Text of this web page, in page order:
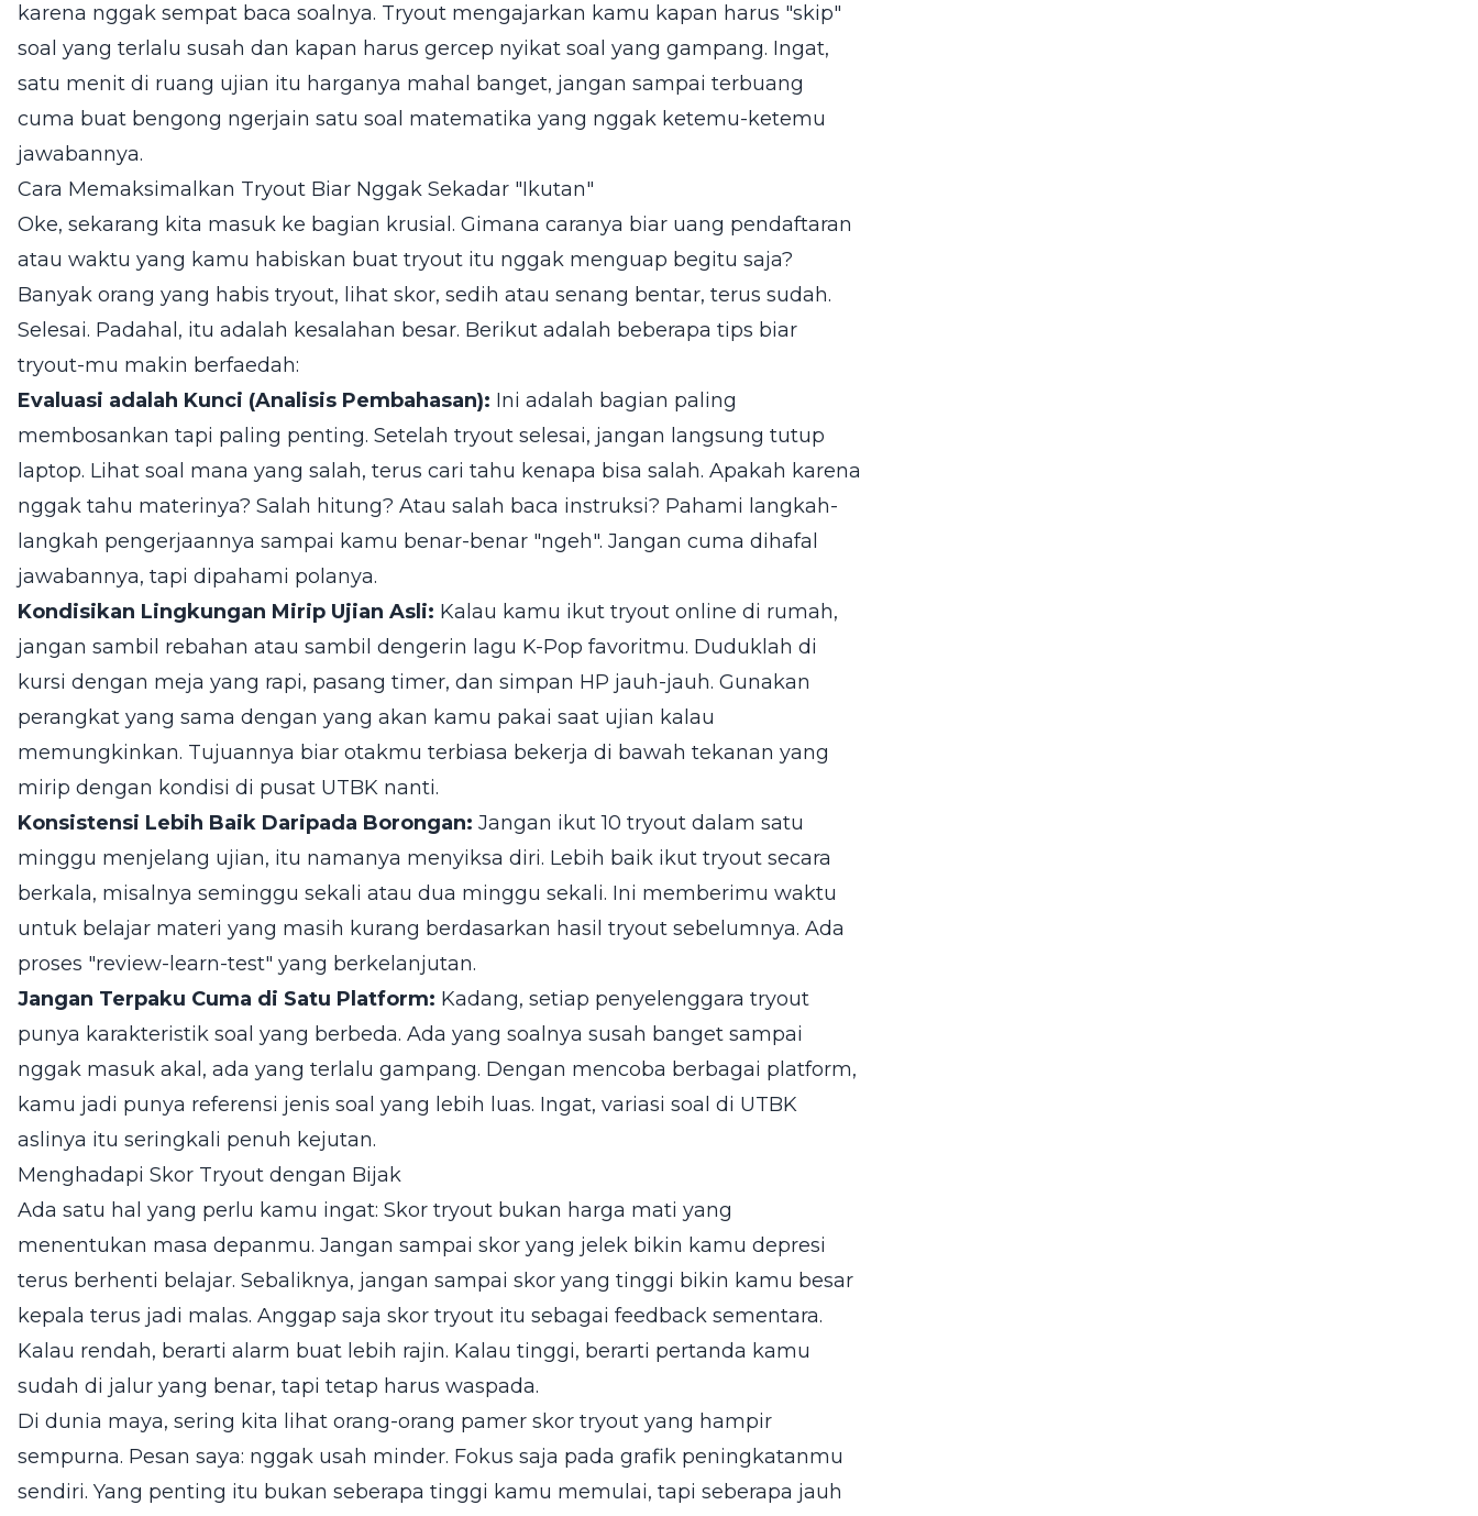
karena nggak sempat baca soalnya. Tryout mengajarkan kamu kapan harus "skip"
soal yang terlalu susah dan kapan harus gercep nyikat soal yang gampang. Ingat,
satu menit di ruang ujian itu harganya mahal banget, jangan sampai terbuang
cuma buat bengong ngerjain satu soal matematika yang nggak ketemu-ketemu
jawabannya.
Cara Memaksimalkan Tryout Biar Nggak Sekadar "Ikutan"
Oke, sekarang kita masuk ke bagian krusial. Gimana caranya biar uang pendaftaran
atau waktu yang kamu habiskan buat tryout itu nggak menguap begitu saja?
Banyak orang yang habis tryout, lihat skor, sedih atau senang bentar, terus sudah.
Selesai. Padahal, itu adalah kesalahan besar. Berikut adalah beberapa tips biar
tryout-mu makin berfaedah:
Evaluasi adalah Kunci (Analisis Pembahasan): Ini adalah bagian paling
membosankan tapi paling penting. Setelah tryout selesai, jangan langsung tutup
laptop. Lihat soal mana yang salah, terus cari tahu kenapa bisa salah. Apakah karena
nggak tahu materinya? Salah hitung? Atau salah baca instruksi? Pahami langkah-
langkah pengerjaannya sampai kamu benar-benar "ngeh". Jangan cuma dihafal
jawabannya, tapi dipahami polanya.
Kondisikan Lingkungan Mirip Ujian Asli: Kalau kamu ikut tryout online di rumah,
jangan sambil rebahan atau sambil dengerin lagu K-Pop favoritmu. Duduklah di
kursi dengan meja yang rapi, pasang timer, dan simpan HP jauh-jauh. Gunakan
perangkat yang sama dengan yang akan kamu pakai saat ujian kalau
memungkinkan. Tujuannya biar otakmu terbiasa bekerja di bawah tekanan yang
mirip dengan kondisi di pusat UTBK nanti.
Konsistensi Lebih Baik Daripada Borongan: Jangan ikut 10 tryout dalam satu
minggu menjelang ujian, itu namanya menyiksa diri. Lebih baik ikut tryout secara
berkala, misalnya seminggu sekali atau dua minggu sekali. Ini memberimu waktu
untuk belajar materi yang masih kurang berdasarkan hasil tryout sebelumnya. Ada
proses "review-learn-test" yang berkelanjutan.
Jangan Terpaku Cuma di Satu Platform: Kadang, setiap penyelenggara tryout
punya karakteristik soal yang berbeda. Ada yang soalnya susah banget sampai
nggak masuk akal, ada yang terlalu gampang. Dengan mencoba berbagai platform,
kamu jadi punya referensi jenis soal yang lebih luas. Ingat, variasi soal di UTBK
aslinya itu seringkali penuh kejutan.
Menghadapi Skor Tryout dengan Bijak
Ada satu hal yang perlu kamu ingat: Skor tryout bukan harga mati yang
menentukan masa depanmu. Jangan sampai skor yang jelek bikin kamu depresi
terus berhenti belajar. Sebaliknya, jangan sampai skor yang tinggi bikin kamu besar
kepala terus jadi malas. Anggap saja skor tryout itu sebagai feedback sementara.
Kalau rendah, berarti alarm buat lebih rajin. Kalau tinggi, berarti pertanda kamu
sudah di jalur yang benar, tapi tetap harus waspada.
Di dunia maya, sering kita lihat orang-orang pamer skor tryout yang hampir
sempurna. Pesan saya: nggak usah minder. Fokus saja pada grafik peningkatanmu
sendiri. Yang penting itu bukan seberapa tinggi kamu memulai, tapi seberapa jauh